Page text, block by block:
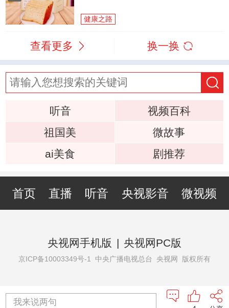
健康之路
查看更多 换一换
听音
视频百科
祖国美
微故事
ai美食
剧推荐
首页 直播 听音 央视影音 微视频
央视网手机版 | 央视网PC版
京ICP备10003349号-1 中央广播电视总台 央视网 版权所有
我来说两句